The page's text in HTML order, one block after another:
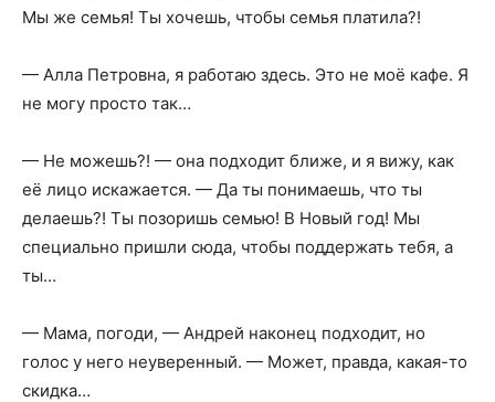
Мы же семья! Ты хочешь, чтобы семья платила?!
— Алла Петровна, я работаю здесь. Это не моё кафе. Я
не могу просто так…
— Не можешь?! — она подходит ближе, и я вижу, как
её лицо искажается. — Да ты понимаешь, что ты
делаешь?! Ты позоришь семью! В Новый год! Мы
специально пришли сюда, чтобы поддержать тебя, а
ты…
— Мама, погоди, — Андрей наконец подходит, но
голос у него неуверенный. — Может, правда, какая-то
скидка…